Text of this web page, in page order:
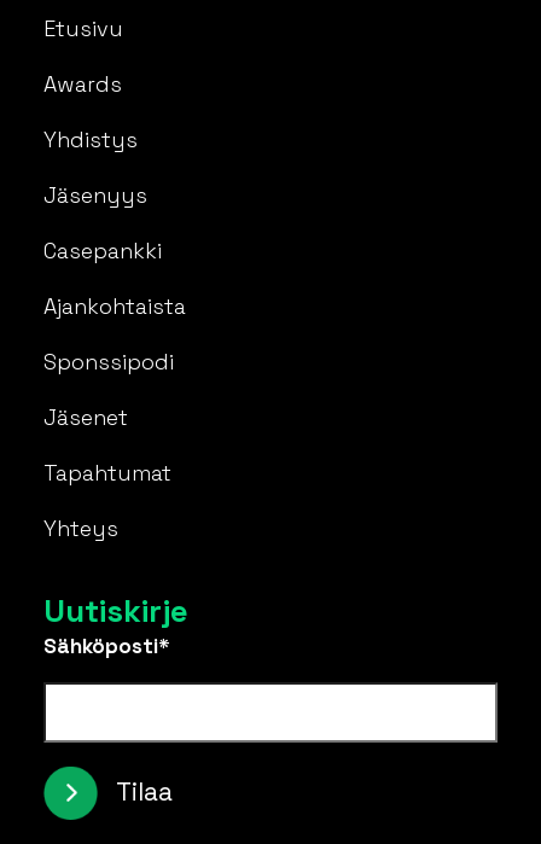
Etusivu
Awards
Yhdistys
Jäsenyys
Casepankki
Ajankohtaista
Sponssipodi
Jäsenet
Tapahtumat
Yhteys
Uutiskirje
Sähköposti*
Tilaa